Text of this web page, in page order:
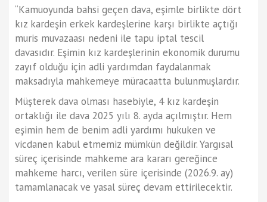
“Kamuoyunda bahsi geçen dava, eşimle birlikte dört
kız kardeşin erkek kardeşlerine karşı birlikte açtığı
muris muvazaası nedeni ile tapu iptal tescil
davasıdır. Eşimin kız kardeşlerinin ekonomik durumu
zayıf olduğu için adli yardımdan faydalanmak
maksadıyla mahkemeye müracaatta bulunmuşlardır.
Müşterek dava olması hasebiyle, 4 kız kardeşin
ortaklığı ile dava 2025 yılı 8. ayda açılmıştır. Hem
eşimin hem de benim adli yardımı hukuken ve
vicdanen kabul etmemiz mümkün değildir. Yargısal
süreç içerisinde mahkeme ara kararı gereğince
mahkeme harcı, verilen süre içerisinde (2026.9. ay)
tamamlanacak ve yasal süreç devam ettirilecektir.